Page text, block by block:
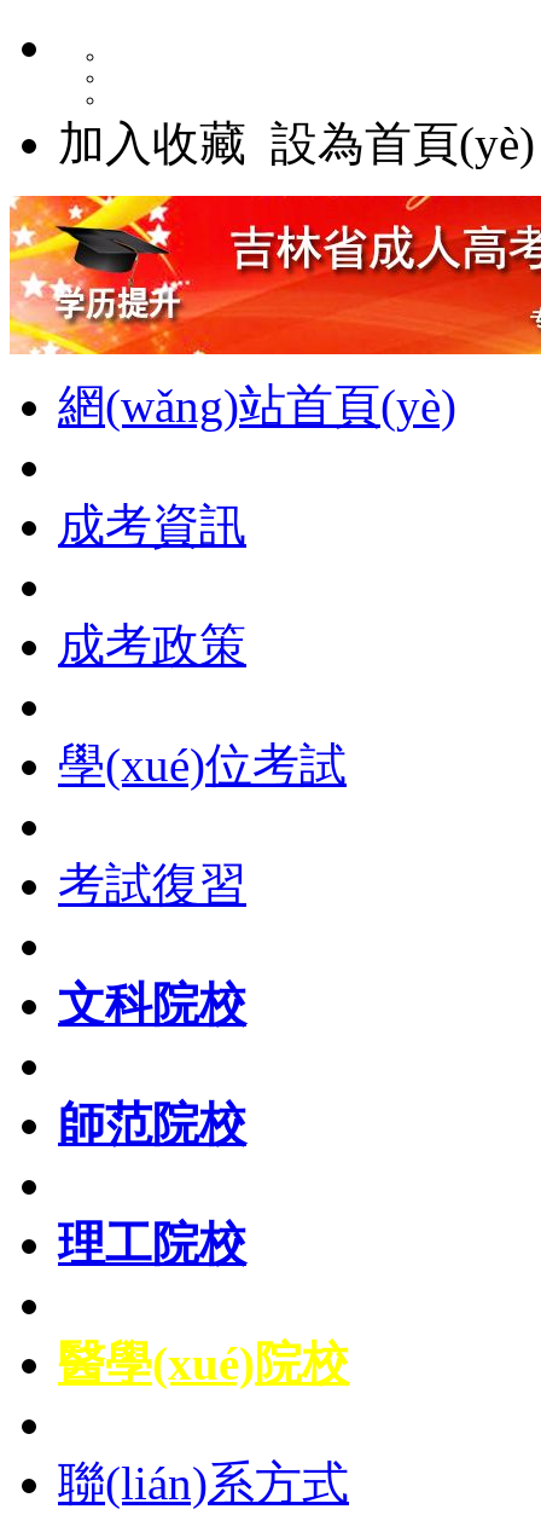
加入收藏 設為首頁(yè)
網(wǎng)站首頁(yè)
成考資訊
成考政策
學(xué)位考試
考試復習
文科院校
師范院校
理工院校
醫學(xué)院校
聯(lián)系方式